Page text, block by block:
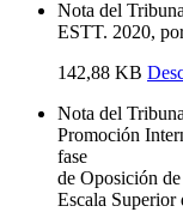
Nota del
ESTT. 2020,
142,88 KB
Nota del
Promoción
fase
de Oposición
Escala